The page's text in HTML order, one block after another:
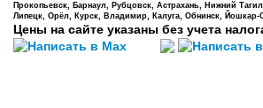
Прокопьевск, Барнаул, Рубцовск, Астрахань, Нижний
Липецк, Орёл, Курск, Владимир, Калуга, Обнинск,
Цены на сайте указаны без учета